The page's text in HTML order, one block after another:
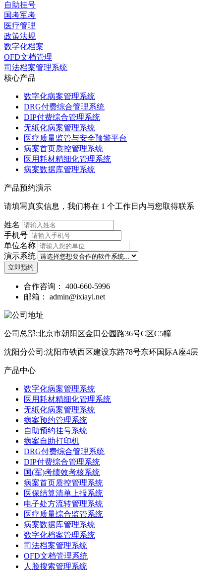
自助挂号
国考军考
医疗管理
政策法规
数字化档案
OFD文档管理
司法档案管理系统
核心产品
数字化病案管理系统
DRG付费综合管理系统
DIP付费综合管理系统
无纸化病案管理系统
医疗质量监管与安全预警平台
病案首页质控管理系统
医用耗材精细化管理系统
病案数据库管理系统
产品预约演示
请填写真实信息，我们将在 1 个工作日内与您取得联系
姓名
手机号
单位名称
演示系统
立即预约
合作咨询： 400-660-5996
邮箱： admin@ixiayi.net
公司总部:北京市朝阳区金田公园路36号C区C5幢
沈阳分公司:沈阳市铁西区建设东路78号东环国际A座4层
产品中心
数字化病案管理系统
医用耗材精细化管理系统
无纸化病案管理系统
病案预约管理系统
自助预约挂号系统
病案自助打印机
DRG付费综合管理系统
DIP付费综合管理系统
国(军)考绩效考核系统
病案首页质控管理系统
医保结算清单上报系统
电子处方流转管理系统
医疗质量综合监管系统
病案数据库管理系统
数字化档案管理系统
司法档案管理系统
OFD文档管理系统
人脸搜索管理系统